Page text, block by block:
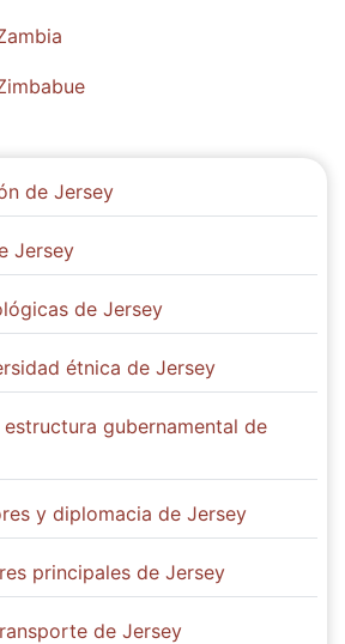
de Jersey
Jersey
de Jersey
étnica de Jersey
gubernamental de
y diplomacia de Jersey
principales de Jersey
de Jersey